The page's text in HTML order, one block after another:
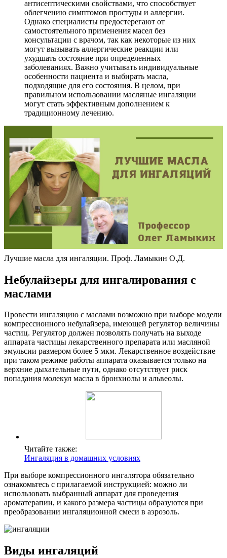
антисептическими свойствами, что способствует
облегчению симптомов простуды и аллергии.
Однако специалисты предостерегают от
самостоятельного применения масел без
консультации с врачом, так как некоторые из них
могут вызывать аллергические реакции или
ухудшать состояние при определенных
заболеваниях. Важно учитывать индивидуальные
особенности пациента и выбирать масла,
подходящие для его состояния. В целом, при
правильном использовании масляные ингаляции
могут стать эффективным дополнением к
традиционному лечению.
Лучшие масла для ингаляции. Проф. Ламыкин О.Д.
Небулайзеры для ингалирования с
маслами
Провести ингаляцию с маслами возможно при выборе модели
компрессионного небулайзера, имеющей регулятор величины
частиц. Регулятор должен позволять получать на выходе
аппарата частицы лекарственного препарата или масляной
эмульсии размером более 5 мкм. Лекарственное воздействие
при таком режиме работы аппарата оказывается только на
верхние дыхательные пути, однако отсутствует риск
попадания молекул масла в бронхиолы и альвеолы.
Читайте также:
Ингаляция в домашних условиях
При выборе компрессионного ингалятора обязательно
ознакомьтесь с прилагаемой инструкцией: можно ли
использовать выбранный аппарат для проведения
ароматерапии, и какого размера частицы образуются при
преобразовании ингаляционной смеси в аэрозоль.
Виды ингаляций